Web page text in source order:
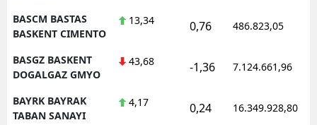
BASCM BASTAS
BASKENT CIMENTO
13,34 0,76 486.823,05
BASGZ BASKENT
DOGALGAZ GMYO
43,68 -1,36 7.124.661,96
BAYRK BAYRAK
TABAN SANAYI
4,17 0,24 16.349.928,80